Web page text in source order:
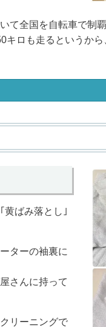
て全国を自転車で制
キロも走るというか
黄ばみ落とし｣
ターの袖裏に
さんに持って
リーニングで